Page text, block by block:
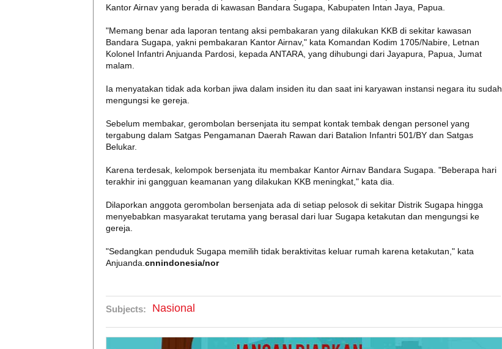
Kantor Airnav yang berada di kawasan Bandara Sugapa, Kabupaten Intan Jaya, Papua.
"Memang benar ada laporan tentang aksi pembakaran yang dilakukan KKB di sekitar kawasan
Bandara Sugapa, yakni pembakaran Kantor Airnav," kata Komandan Kodim 1705/Nabire, Letnan
Kolonel Infantri Anjuanda Pardosi, kepada ANTARA, yang dihubungi dari Jayapura, Papua, Jumat
malam.
Ia menyatakan tidak ada korban jiwa dalam insiden itu dan saat ini karyawan instansi negara itu sudah
mengungsi ke gereja.
Sebelum membakar, gerombolan bersenjata itu sempat kontak tembak dengan personel yang
tergabung dalam Satgas Pengamanan Daerah Rawan dari Batalion Infantri 501/BY dan Satgas
Belukar.
Karena terdesak, kelompok bersenjata itu membakar Kantor Airnav Bandara Sugapa. "Beberapa hari
terakhir ini gangguan keamanan yang dilakukan KKB meningkat," kata dia.
Dilaporkan anggota gerombolan bersenjata ada di setiap pelosok di sekitar Distrik Sugapa hingga
menyebabkan masyarakat terutama yang berasal dari luar Sugapa ketakutan dan mengungsi ke
gereja.
"Sedangkan penduduk Sugapa memilih tidak beraktivitas keluar rumah karena ketakutan," kata
Anjuanda. cnnindonesia/nor
Subjects: Nasional